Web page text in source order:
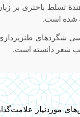
تسلط باختری بر
شده است.
شگردهای
شعر دانسته است.
موردنیاز